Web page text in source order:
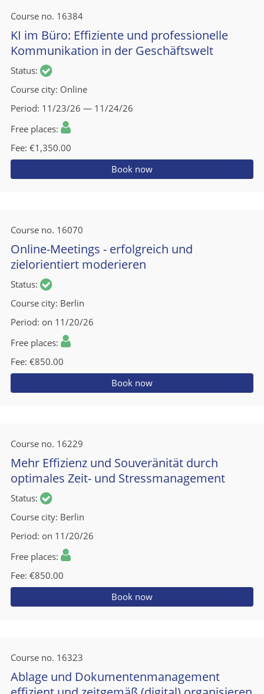
Course no. 16384
KI im Büro: Effiziente und professionelle
Kommunikation in der Geschäftswelt
Status
Course city Online
Period 11/23/26 — 11/24/26
Free places
Fee €1,350.00
Book now
Course no. 16070
Online-Meetings - erfolgreich und
zielorientiert moderieren
Status
Course city Berlin
Period on 11/20/26
Free places
Fee €850.00
Book now
Course no. 16229
Mehr Effizienz und Souveränität durch
optimales Zeit- und Stressmanagement
Status
Course city Berlin
Period on 11/20/26
Free places
Fee €850.00
Book now
Course no. 16323
Ablage und Dokumentenmanagement